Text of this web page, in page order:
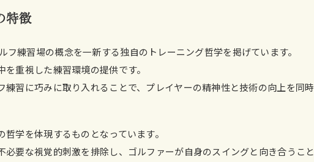
特徴
フ練習場の概念を一新する独自のトレーニング哲学を掲げています。
重視した練習環境の提供です。
練習に巧みに取り入れることで、プレイヤーの精神性と技術の向上を同時
学を体現するものとなっています。
必要な視覚的刺激を排除し、ゴルファーが自身のスイングと向き合うこと